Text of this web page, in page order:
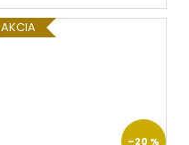
AKCIA
–20 %